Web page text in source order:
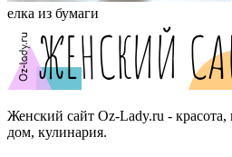
елка из бумаги
Женский сайт Oz-Lady.ru -
дом, кулинария.